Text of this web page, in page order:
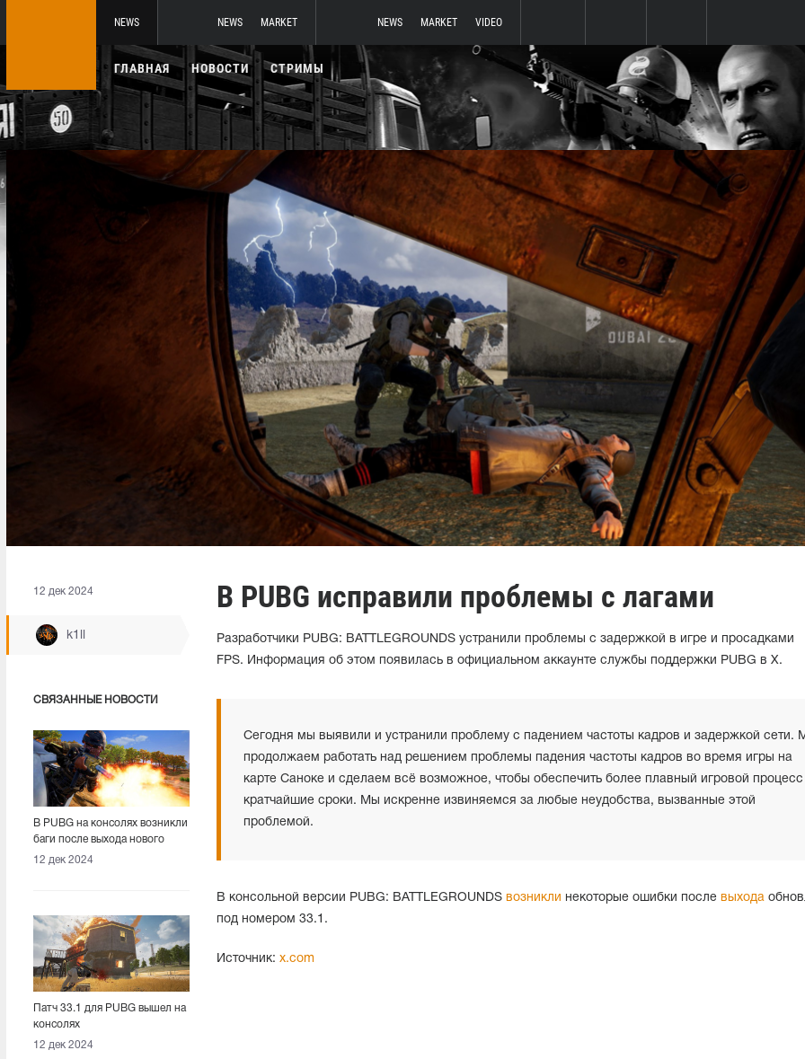
NEWS NEWS MARKET NEWS MARKET VIDEO
ГЛАВНАЯ НОВОСТИ СТРИМЫ
12 дек 2024
k1ll
СВЯЗАННЫЕ НОВОСТИ
В PUBG на консолях возникли
баги после выхода нового
патча
12 дек 2024
Патч 33.1 для PUBG вышел на
консолях
12 дек 2024
В PUBG исправили проблемы с лагами
Разработчики PUBG: BATTLEGROUNDS устранили проблемы с задержкой в игре и просадками
FPS. Информация об этом появилась в официальном аккаунте службы поддержки PUBG в X.
Сегодня мы выявили и устранили проблему с падением частоты кадров и задержкой сети.
продолжаем работать над решением проблемы падения частоты кадров во время игры на
карте Саноке и сделаем всё возможное, чтобы обеспечить более плавный игровой процесс
кратчайшие сроки. Мы искренне извиняемся за любые неудобства, вызванные этой
проблемой.
В консольной версии PUBG: BATTLEGROUNDS возникли некоторые ошибки после выхода
под номером 33.1.
Источник: x.com